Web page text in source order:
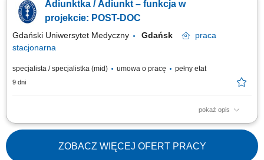
finansowany przez Agencję Badań Medycznych w ramach programu
TRANSMED I . Miejsce pracy: Gdańsk wymiar czasu pracy: 2 x 1 etat
Adiunktka / Adiunkt – funkcja w
projekcie: POST-DOC
Gdański Uniwersytet Medyczny Gdańsk
praca
stacjonarna
specjalista / specjalistka (mid) umowa o pracę pełny etat
9 dni
pokaż opis
w ramach realizowanego projektu pt. „Toward tumor-agnostic multiomic
biomarkers in early detection of non-small lung cancer relapse”. Projekt
finansowany przez Agencję Badań Medycznych w ramach programu
TRANSMED I . DO ZADAŃ OSOBY ZATRUDNIONEJ NA TYM
ZOBACZ WIĘCEJ OFERT PRACY